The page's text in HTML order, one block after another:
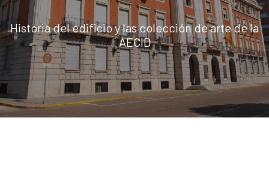
Historia del edificio y las colección de arte de la
AECID